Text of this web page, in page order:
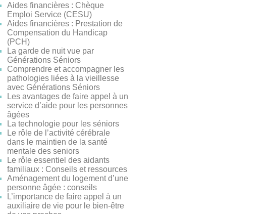
Aides financières : Chèque
Emploi Service (CESU)
Aides financières : Prestation de
Compensation du Handicap
(PCH)
La garde de nuit vue par
Générations Séniors
Comprendre et accompagner les
pathologies liées à la vieillesse
avec Générations Séniors
Les avantages de faire appel à un
service d’aide pour les personnes
âgées
La technologie pour les séniors
Le rôle de l’activité cérébrale
dans le maintien de la santé
mentale des seniors
Le rôle essentiel des aidants
familiaux : Conseils et ressources
Aménagement du logement d’une
personne âgée : conseils
L’importance de faire appel à un
auxiliaire de vie pour le bien-être